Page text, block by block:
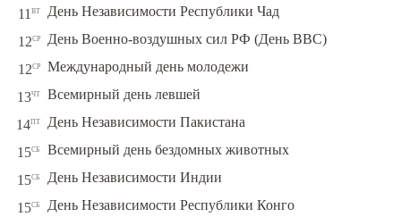
11 вт День Независимости Республики Чад
12ср День Военно-воздушных сил РФ (День ВВС)
12ср Международный день молодежи
13чт Всемирный день левшей
14пт День Независимости Пакистана
15сб Всемирный день бездомных животных
15сб День Независимости Индии
15сб День Независимости Республики Конго